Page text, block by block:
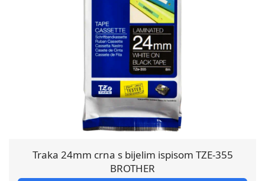
Traka 24mm crna s bijelim ispisom TZE-355
BROTHER